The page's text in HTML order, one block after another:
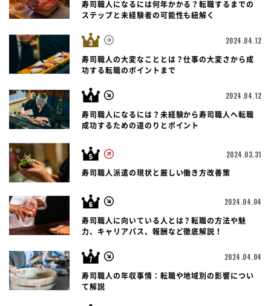
寿司職人になるには何年かかる？転職するまでの
ステップと未経験者の可能性も紐解く
2024.04.12
寿司職人の大変なこととは？仕事の大変さから成
功する転職のポイントまで
2024.04.12
寿司職人になるには？未経験から寿司職人へ転職
成功するための道のりとポイント
2024.03.31
寿司職人派遣の現状と厳しい働き方改善策
2024.04.04
寿司職人に向いている人とは？転職の方法や魅
力、キャリアパス、報酬など徹底解説！
2024.04.04
寿司職人の年収事情：転職や地域別の影響につい
て解説